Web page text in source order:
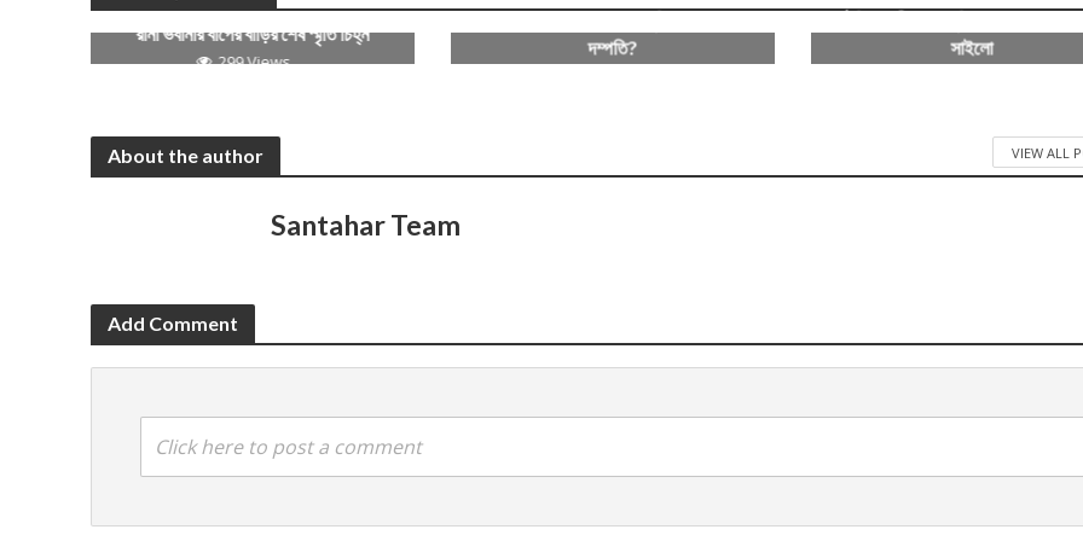
রানী ভবানীর বাপের বাড়ির শেষ স্মৃতি চিহ্ন
299 Views
দম্পতি?
সাইলো
About the author VIEW ALL
Santahar Team
Add Comment
Click here to post a comment